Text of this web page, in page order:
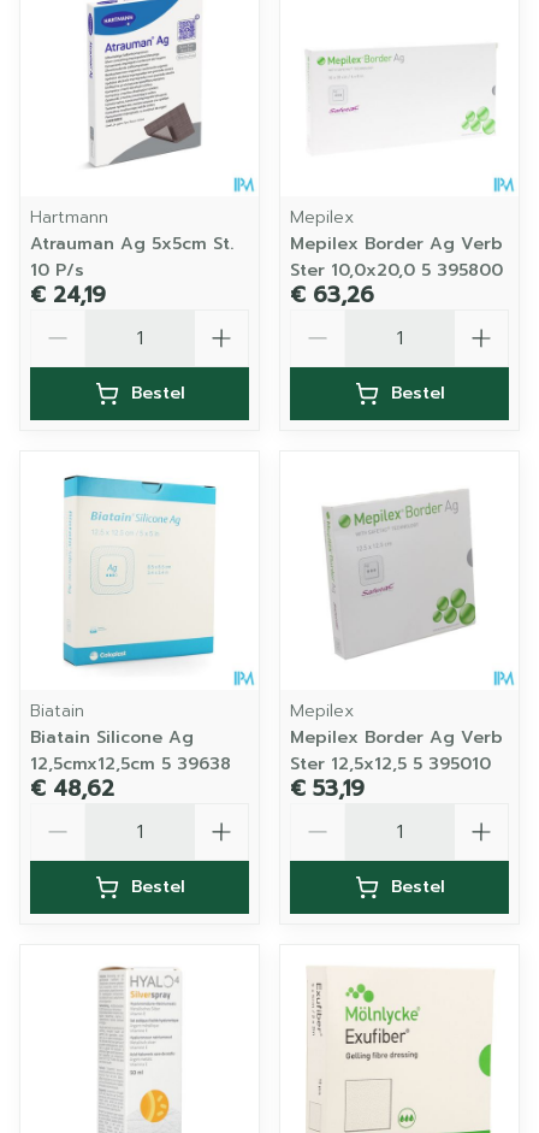
Hartmann
Atrauman Ag 5x5cm St.
10 P/s
€ 24,19
Bestel
Mepilex
Mepilex Border Ag Verb
Ster 10,0x20,0 5 395800
€ 63,26
Bestel
Biatain
Biatain Silicone Ag
12,5cmx12,5cm 5 39638
€ 48,62
Bestel
Mepilex
Mepilex Border Ag Verb
Ster 12,5x12,5 5 395010
€ 53,19
Bestel